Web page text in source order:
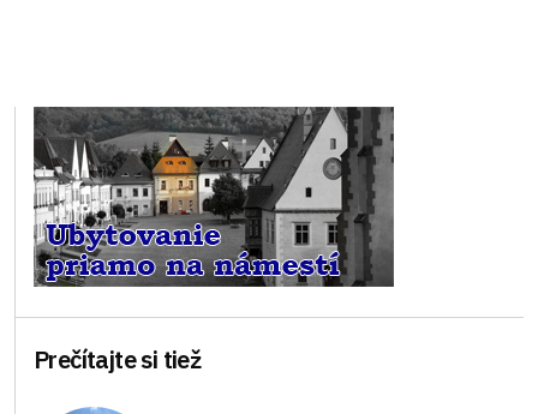
Prečítajte si tiež